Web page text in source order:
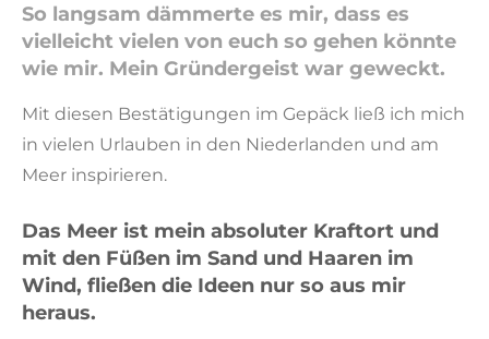
So langsam dämmerte es mir, dass es
vielleicht vielen von euch so gehen könnte
wie mir. Mein Gründergeist war geweckt.
Mit diesen Bestätigungen im Gepäck ließ ich mich
in vielen Urlauben in den Niederlanden und am
Meer inspirieren.
Das Meer ist mein absoluter Kraftort und
mit den Füßen im Sand und Haaren im
Wind, fließen die Ideen nur so aus mir
heraus.